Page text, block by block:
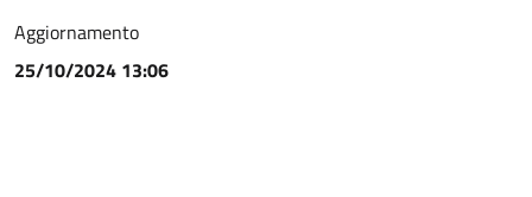
Aggiornamento
25/10/2024 13:06